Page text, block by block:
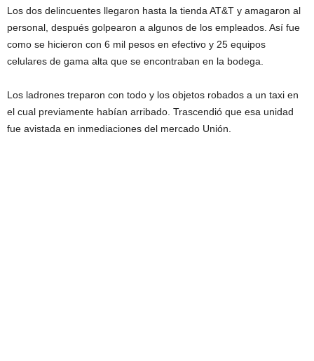
Los dos delincuentes llegaron hasta la tienda AT&T y amagaron al
personal, después golpearon a algunos de los empleados. Así fue
como se hicieron con 6 mil pesos en efectivo y 25 equipos
celulares de gama alta que se encontraban en la bodega.
Los ladrones treparon con todo y los objetos robados a un taxi en
el cual previamente habían arribado. Trascendió que esa unidad
fue avistada en inmediaciones del mercado Unión.